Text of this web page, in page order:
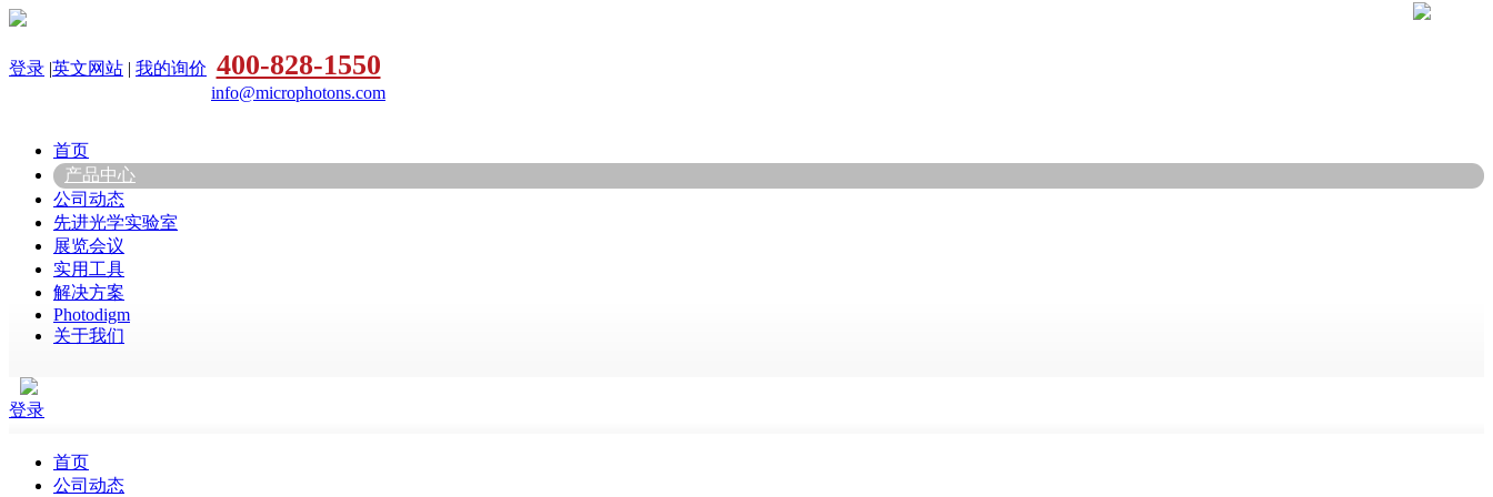
登录 |英文网站 | 我的询价 400-828-1550
info@microphotons.com
首页
产品中心
公司动态
先进光学实验室
展览会议
实用工具
解决方案
Photodigm
关于我们
登录
首页
公司动态